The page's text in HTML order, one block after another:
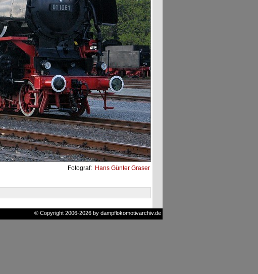
Fotograf: Hans Günter Graser
© Copyright 2006-2026 by dampflokomotivarchiv.de